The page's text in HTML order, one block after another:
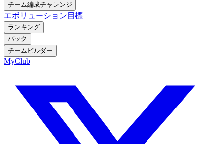
チーム編成チャレンジ
エボリューション 目標
ランキング
パック
チームビルダー
MyClub